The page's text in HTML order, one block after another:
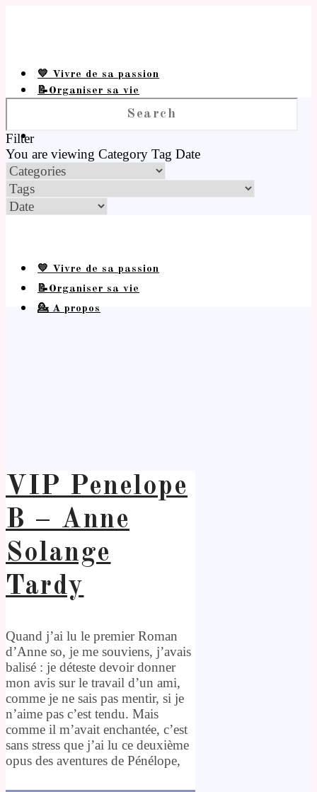
💛 Vivre de sa passion
📝Organiser sa vie
Filter
You are viewing Category Tag Date
💛 Vivre de sa passion
📝Organiser sa vie
💁 A propos
VIP Penelope
B – Anne
Solange
Tardy
Quand j’ai lu le premier Roman
d’Anne so, je me souviens, j’avais
balisé : je déteste devoir donner
mon avis sur le travail d’un ami,
comme je ne sais pas mentir, si je
n’aime pas c’est tendu. Mais
comme il m’avait enchantée, c’est
sans stress que j’ai lu ce deuxième
opus des aventures de Pénélope,